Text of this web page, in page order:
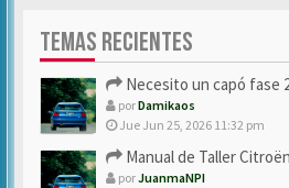
TEMAS RECIENTES
Necesito un capó fase
porDamikaos
Jue Jun 25, 2026 11:32 pm
Manual de Taller
porJuanmaNPI